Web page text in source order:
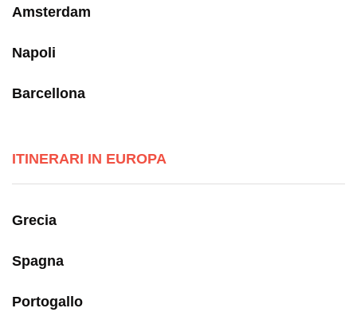
Amsterdam
Napoli
Barcellona
ITINERARI IN EUROPA
Grecia
Spagna
Portogallo